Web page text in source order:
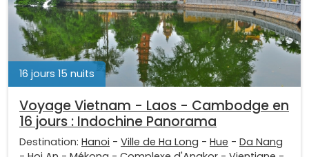
16 jours 15 nuits
Voyage Vietnam - Laos - Cambodge en
16 jours : Indochine Panorama
Destination: Hanoi - Ville de Ha Long - Hue - Da Nang